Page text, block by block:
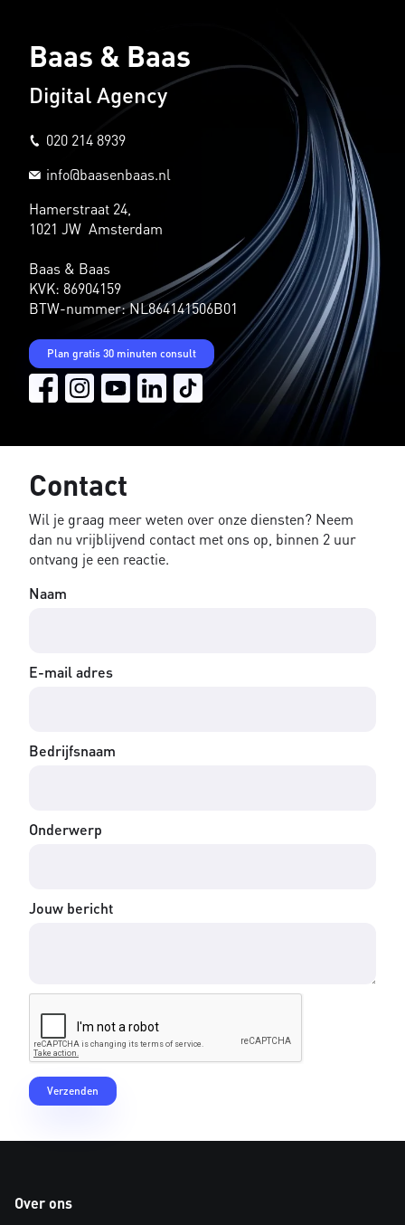
Baas & Baas
Digital Agency
020 214 8939
info@baasenbaas.nl
Hamerstraat 24,
1021 JW Amsterdam
Baas & Baas
KVK: 86904159
BTW-nummer: NL864141506B01
Plan gratis 30 minuten consult
Contact
Wil je graag meer weten over onze diensten? Neem
dan nu vrijblijvend contact met ons op, binnen 2 uur
ontvang je een reactie.
Naam
E-mail adres
Bedrijfsnaam
Onderwerp
Jouw bericht
Over ons